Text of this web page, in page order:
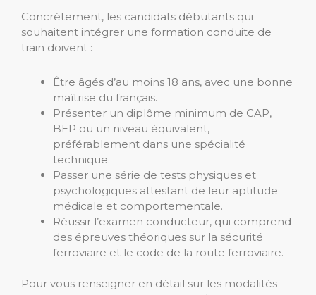
Concrètement, les candidats débutants qui
souhaitent intégrer une formation conduite de
train doivent :
Être âgés d’au moins 18 ans, avec une bonne
maîtrise du français.
Présenter un diplôme minimum de CAP,
BEP ou un niveau équivalent,
préférablement dans une spécialité
technique.
Passer une série de tests physiques et
psychologiques attestant de leur aptitude
médicale et comportementale.
Réussir l’examen conducteur, qui comprend
des épreuves théoriques sur la sécurité
ferroviaire et le code de la route ferroviaire.
Pour vous renseigner en détail sur les modalités